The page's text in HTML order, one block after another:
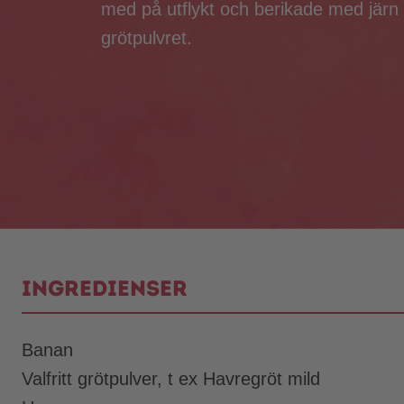
med på utflykt och berikade med järn
grötpulvret.
Ingredienser
Banan
Valfritt grötpulver, t ex Havregröt mild